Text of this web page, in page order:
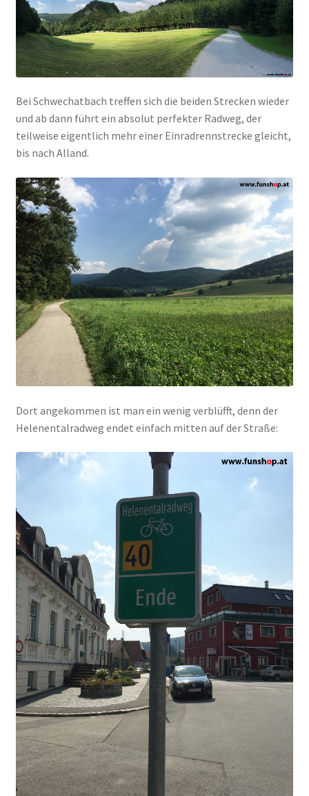
Bei Schwechatbach treffen sich die beiden Strecken wieder
und ab dann führt ein absolut perfekter Radweg, der
teilweise eigentlich mehr einer Einradrennstrecke gleicht,
bis nach Alland.
Dort angekommen ist man ein wenig verblüfft, denn der
Helenentalradweg endet einfach mitten auf der Straße: